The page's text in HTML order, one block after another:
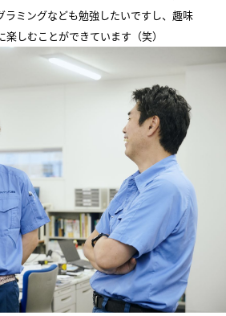
ラミングなども勉強したいですし、趣味
しむことができています（笑）